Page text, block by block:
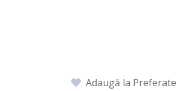
Adaugă la Preferate